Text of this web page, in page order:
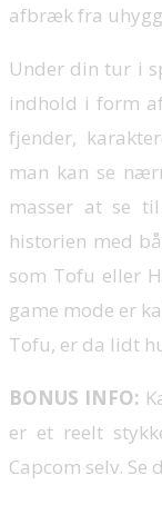
afbræk fra
Under din tur i
indhold i form
fjender,
man kan se
masser at se
historien med
som Tofu eller
game mode er
Tofu, er da lidt
BONUS INFO:
er et reelt
Capcom selv.